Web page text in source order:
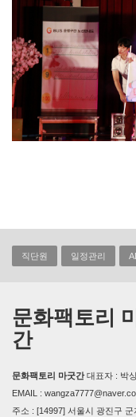
직단원 일정관리
문화팩토리
간
문화팩토리 마굿간대표자 : 박
EMAIL :
주소 : [14997] 서울시 광진구